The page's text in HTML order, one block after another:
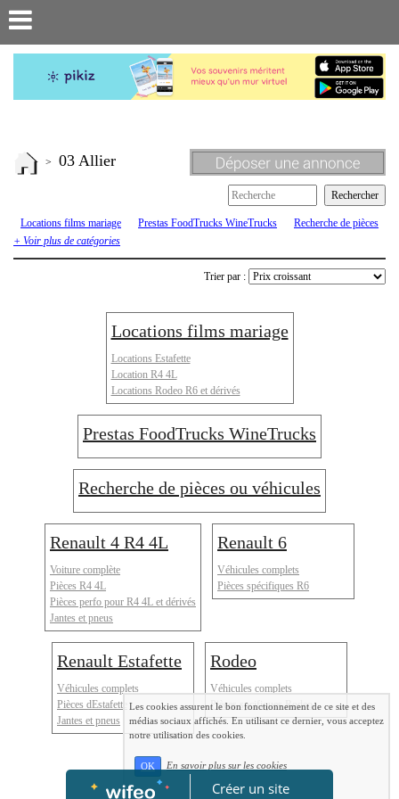
> 03 Allier
Locations films mariage Prestas FoodTrucks WineTrucks
Recherche de pièces
ou véhicules
Renault 4 R4 4L
+ Voir plus de catégories
Trier par :
Locations films mariage
Locations Estafette
Location R4 4L
Locations Rodeo R6 et dérivés
Prestas FoodTrucks WineTrucks
Recherche de pièces ou véhicules
Renault 4 R4 4L
Voiture complète
Pièces R4 4L
Pièces perfo pour R4 4L et dérivés
Jantes et pneus
Renault 6
Véhicules complets
Pièces spécifiques R6
Renault Estafette
Véhicules complets
Pièces dEstafette
Jantes et pneus
Rodeo
Véhicules complets
Pièces spcifiques Rodeo
Créer un site
Les cookies assurent le bon fonctionnement de ce site et des
médias sociaux affichés. En utilisant ce dernier, vous acceptez
notre utilisation des cookies.
OK En savoir plus sur les cookies